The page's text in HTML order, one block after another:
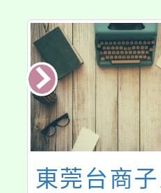
東莞台商